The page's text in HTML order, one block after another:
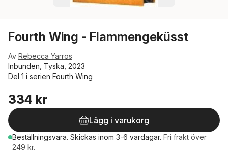
Fourth Wing - Flammengeküsst
Av Rebecca Yarros
Inbunden, Tyska, 2023
Del 1 i serien Fourth Wing
334 kr
Lägg i varukorg
Beställningsvara. Skickas inom 3-6 vardagar. Fri frakt över
249 kr.